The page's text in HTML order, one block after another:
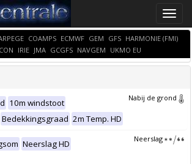
Toggle
COAMPS ECMWF GEM GFS HARMONIE (FMI)
IRIE JMA GCGFS NAVGEM UKMO EU
Nabij de grond
10m windstoot
Bedekkingsgraad 2m Temp. HD
Neerslag
Neerslag HD